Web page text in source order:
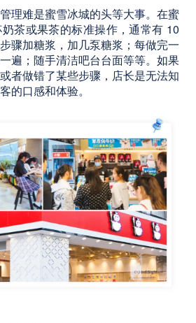
理难是蜜雪冰城的头等大事。在蜜
茶或果茶的标准操作，通常有 10
骤加糖浆，加几泵糖浆；每做完一
遍；随手清洁吧台台面等等。如果
者做错了某些步骤，店长是无法知
的口感和体验。